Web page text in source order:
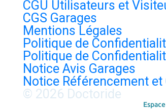
CGU Utilisateurs et
CGS Garages
Mentions Légales
Politique de
Politique de
Notice Avis Garages
Notice Référencement
© 2026 Doctoride